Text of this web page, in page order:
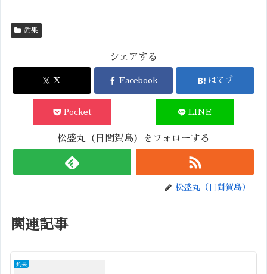
釣果
シェアする
X Facebook はてブ
Pocket LINE
松盛丸（日間賀島）をフォローする
松盛丸（日間賀島）
関連記事
釣果